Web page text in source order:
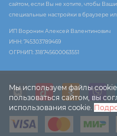
Мы используем файлы
пользоваться сайтом, вы
использования cookie.
сайтом, если Вы не хотите, чтобы
специальные настройки в браузере
ИП Воронин Алексей Валентинович
ИНН: 745303789469
ОГРНИП: 318745600063551